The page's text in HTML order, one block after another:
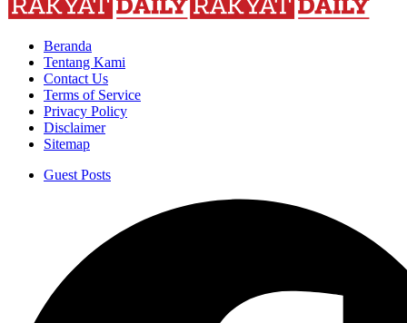
Beranda
Tentang Kami
Contact Us
Terms of Service
Privacy Policy
Disclaimer
Sitemap
Guest Posts